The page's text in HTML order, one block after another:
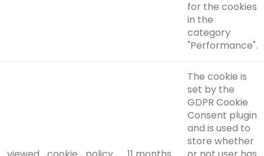
for the cookies
in the
category
"Performance".
The cookie is
set by the
GDPR Cookie
Consent plugin
and is used to
store whether